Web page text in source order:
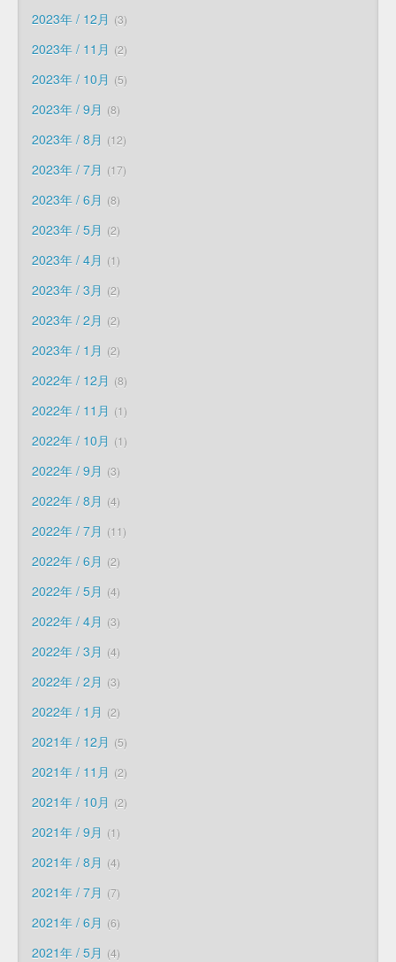
2023年 / 12月 3
2023年 / 11月 2
2023年 / 10月 5
2023年 / 9月 8
2023年 / 8月 12
2023年 / 7月 17
2023年 / 6月 8
2023年 / 5月 2
2023年 / 4月 1
2023年 / 3月 2
2023年 / 2月 2
2023年 / 1月 2
2022年 / 12月 8
2022年 / 11月 1
2022年 / 10月 1
2022年 / 9月 3
2022年 / 8月 4
2022年 / 7月 11
2022年 / 6月 2
2022年 / 5月 4
2022年 / 4月 3
2022年 / 3月 4
2022年 / 2月 3
2022年 / 1月 2
2021年 / 12月 5
2021年 / 11月 2
2021年 / 10月 2
2021年 / 9月 1
2021年 / 8月 4
2021年 / 7月 7
2021年 / 6月 6
2021年 / 5月 4